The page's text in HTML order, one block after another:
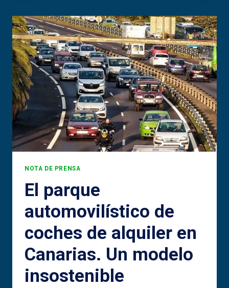
EL
TREN
DE
GRAN
CANARIA
A
DEBATE
NOTA DE PRENSA
El parque
automovilístico de
coches de alquiler en
Canarias. Un modelo
insostenible